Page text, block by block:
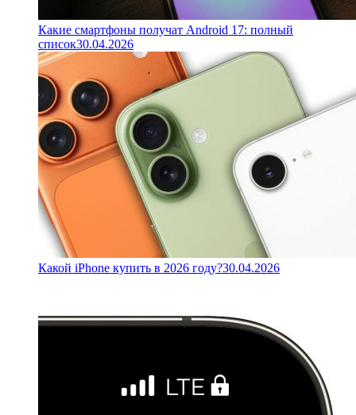
Какие смартфоны получат Android 17: полный
список30.04.2026
Какой iPhone купить в 2026 году?30.04.2026